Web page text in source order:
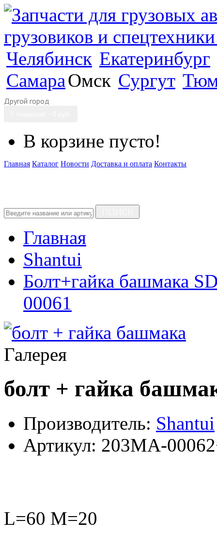
Челябинск Екатеринбург
СамараОмск Сургут
Другой город
В корзине пусто!
Главная Каталог Новости Доставка и оплата Контакты
Главная
Shantui
Болт+гайка башмака
00061
Галерея
болт + гайка
Производитель: Shantui
Артикул: 203MA-
L=60 M=20